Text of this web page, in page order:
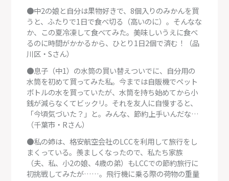
●中2の娘と自分は果物好きで、8個入りのみかんを買
うと、ふたりで1日で食べ切る（高いのに）。そんなな
か、この夏冷凍して食べてみた。美味しいうえに食べ
るのに時間がかかるから、ひとり1日2個で済む！（品
川区・Sさん）
●息子（中1）の水筒の買い替えついでに、自分用の
水筒を初めて買ってみた私。今までは自販機でペット
ボトルの水を買っていたが、水筒を持ち始めてから小
銭が減らなくてビックリ。それを友人に自慢すると、
「今頃気づいた？」と。みんな、節約上手いんだな…
（千葉市・Rさん）
●私の姉は、格安航空会社のLCCを利用して旅行をし
まくっている。羨ましくなったので、私たち家族
（夫、私、小2の娘、4歳の弟）もLCCでの節約旅行に
初挑戦してみたが……。飛行機に乗る際の荷物の重量